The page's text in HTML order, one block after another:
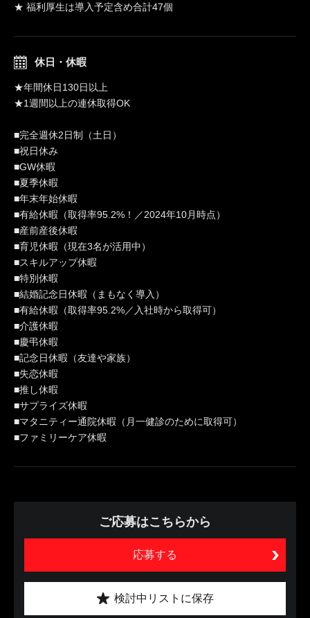
★ 福利厚生は導入予定含め合計47個
休日・休暇
★年間休日130日以上
★1週間以上の連休取得OK
■完全週休2日制（土日）
■祝日休み
■GW休暇
■夏季休暇
■年末年始休暇
■有給休暇（取得率95.2%！／2024年10月時点）
■産前産後休暇
■育児休暇（現在3名が活用中）
■スキルアップ休暇
■特別休暇
■結婚記念日休暇（まもなく導入）
■有給休暇（取得率95.2%／入社時から取得可）
■介護休暇
■慶弔休暇
■記念日休暇（友達や家族）
■失恋休暇
■推し休暇
■サプライズ休暇
■マタニティー通院休暇（月一健診のために取得可）
■ファミリーケア休暇
ご応募はこちらから
応募する
検討中リストに保存